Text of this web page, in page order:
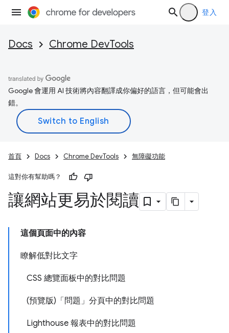
登入
Docs Chrome DevTools
Google 會運用 AI 技術將內容翻譯成你偏好的語言，但可能會出
錯。
首頁 Docs Chrome DevTools 無障礙功能
這對你有幫助嗎？
讓網站更易於閱讀
這個頁面中的內容
瞭解低對比文字
CSS 總覽面板中的對比問題
(預覽版)「問題」分頁中的對比問題
Lighthouse 報表中的對比問題